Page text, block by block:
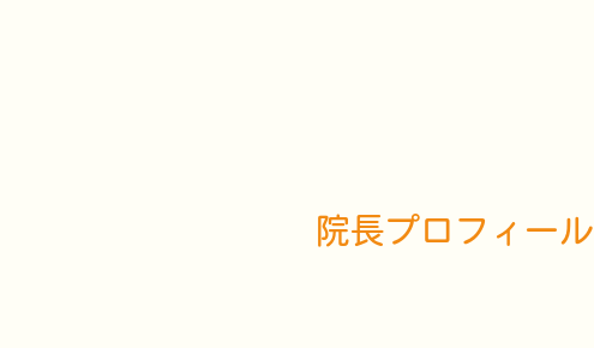
院長プロフィール